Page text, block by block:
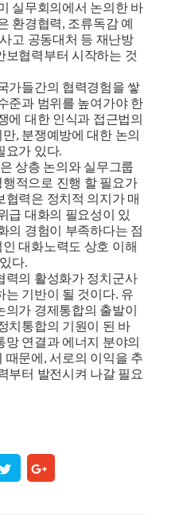
실무회의에서 논의한 바
환경협력, 조류독감 예
고 공동대처 등 재난방
보협력부터 시작하는 것
가들간의 협력경험을 쌓
준과 범위를 높여가야 한
에 대한 인식과 접근법의
, 분쟁예방에 대한 논의
요가 있다.
상층 논의와 실무그룹
적으로 진행 할 필요가
력은 정치적 의지가 매
급 대화의 필요성이 있
의 경험이 부족하다는 점
대화노력도 상호 이해
다.
력의 활성화가 정치군사
는 기반이 될 것이다. 유
가 경제통합의 출발이
치통합의 기원이 된 바
연결과 에너지 분야의
때문에, 서로의 이익을 추
부터 발전시켜 나갈 필요